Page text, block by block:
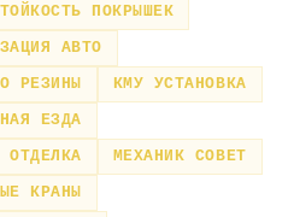
ПОКРЫШЕК
АВТО
РЕЗИНЫ
КМУ УСТАНОВКА
ЕЗДА
ОТДЕЛКА
МЕХАНИК СОВЕТ
КРАНЫ